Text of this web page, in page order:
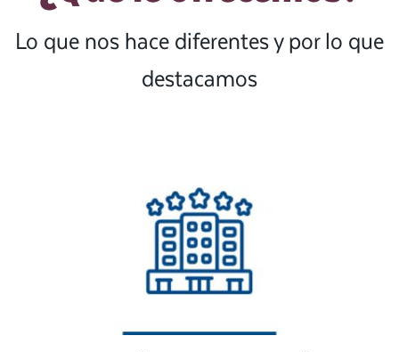
Lo que nos hace diferentes y por lo que
destacamos